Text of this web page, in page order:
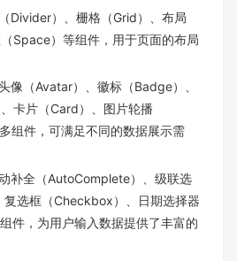
Divider）、栅格（Grid）、布局
Space）等组件，用于页面的布局
像（Avatar）、徽标（Badge）、
卡片（Card）、图片轮播
组件，可满足不同的数据展示需
动补全（AutoComplete）、级联选
选框（Checkbox）、日期选择器
件，为用户输入数据提供了丰富的